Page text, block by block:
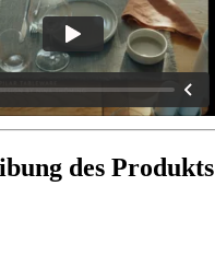
des Produkts